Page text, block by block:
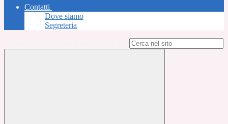
Contatti
Dove siamo
Segreteria